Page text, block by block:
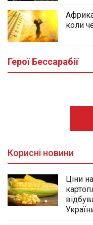
коли
Герої Бессарабії
У центральному
облаштовують
Героїв громади
03.08.2026
Корисні новини
Ціни